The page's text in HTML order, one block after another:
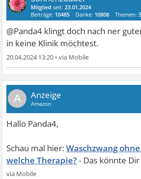
Mitglied seit:23.01.2024
Beiträge: 10485 Danke: 10808 Themen:
@Panda4 klingt doch nach ner
in keine Klinik möchtest.
20.04.2024 13:20 •
A
Waschzwang
welche Therapie?